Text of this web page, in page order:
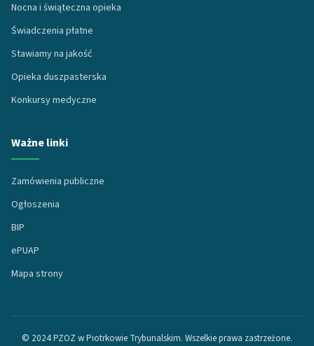
Nocna i świąteczna opieka
Świadczenia płatne
Stawiamy na jakość
Opieka duszpasterska
Konkursy medyczne
Ważne linki
Zamówienia publiczne
Ogłoszenia
BIP
ePUAP
Mapa strony
© 2024 PZOZ w Piotrkowie Trybunalskim. Wszelkie prawa zastrzeżone.